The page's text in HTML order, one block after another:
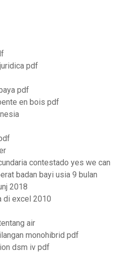
pdf
pdf
en bois pdf
contestado yes we can
badan bayi usia 9 bulan
2018
di excel 2010
air
monohibrid pdf
dsm iv pdf